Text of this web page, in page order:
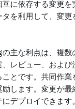
に依存する変更を
を利用して、変更
主な利点は、複数
、レビュー、および
とです。共同作業
励します。変更が最
にデプロイできます